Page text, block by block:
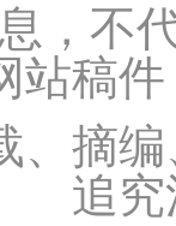
，不
站稿
、摘
追